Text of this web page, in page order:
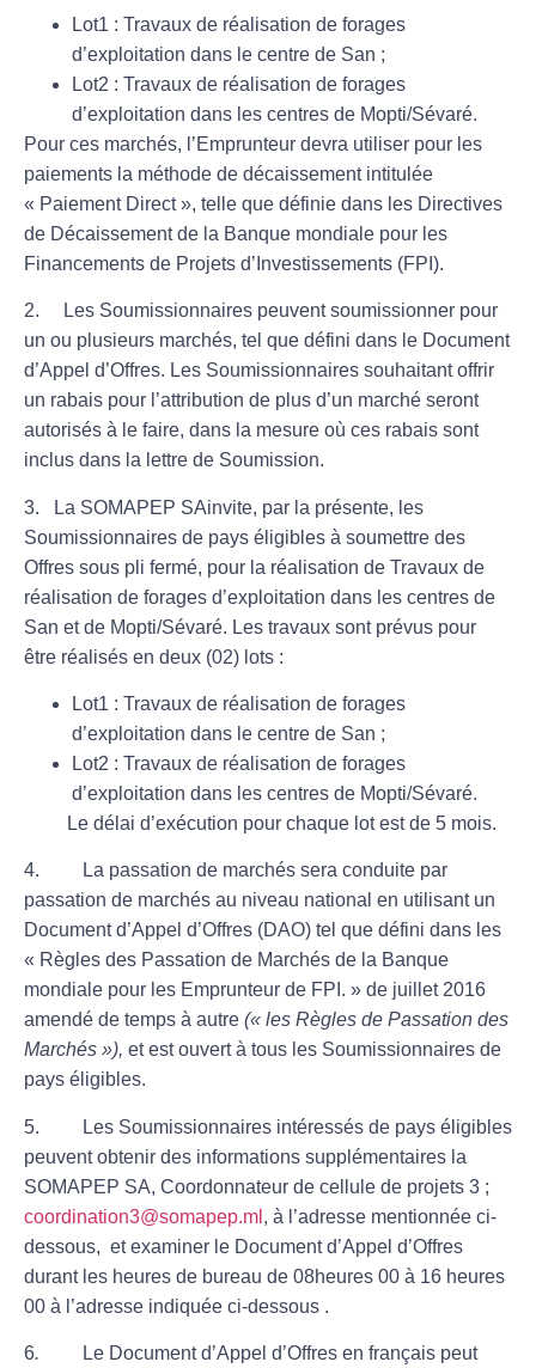
Lot1 : Travaux de réalisation de forages
d’exploitation dans le centre de San ;
Lot2 : Travaux de réalisation de forages
d’exploitation dans les centres de Mopti/Sévaré.
Pour ces marchés, l’Emprunteur devra utiliser pour les
paiements la méthode de décaissement intitulée
« Paiement Direct », telle que définie dans les Directives
de Décaissement de la Banque mondiale pour les
Financements de Projets d’Investissements (FPI).
2. Les Soumissionnaires peuvent soumissionner pour
un ou plusieurs marchés, tel que défini dans le Document
d’Appel d’Offres. Les Soumissionnaires souhaitant offrir
un rabais pour l’attribution de plus d’un marché seront
autorisés à le faire, dans la mesure où ces rabais sont
inclus dans la lettre de Soumission.
3. La SOMAPEP SAinvite, par la présente, les
Soumissionnaires de pays éligibles à soumettre des
Offres sous pli fermé, pour la réalisation de Travaux de
réalisation de forages d’exploitation dans les centres de
San et de Mopti/Sévaré. Les travaux sont prévus pour
être réalisés en deux (02) lots :
Lot1 : Travaux de réalisation de forages
d’exploitation dans le centre de San ;
Lot2 : Travaux de réalisation de forages
d’exploitation dans les centres de Mopti/Sévaré.
Le délai d’exécution pour chaque lot est de 5 mois.
4. La passation de marchés sera conduite par
passation de marchés au niveau national en utilisant un
Document d’Appel d’Offres (DAO) tel que défini dans les
« Règles des Passation de Marchés de la Banque
mondiale pour les Emprunteur de FPI. » de juillet 2016
amendé de temps à autre (« les Règles de Passation des
Marchés »), et est ouvert à tous les Soumissionnaires de
pays éligibles.
5. Les Soumissionnaires intéressés de pays éligibles
peuvent obtenir des informations supplémentaires la
SOMAPEP SA, Coordonnateur de cellule de projets 3 ;
coordination3@somapep.ml , à l’adresse mentionnée ci-
dessous, et examiner le Document d’Appel d’Offres
durant les heures de bureau de 08heures 00 à 16 heures
00 à l’adresse indiquée ci-dessous .
6. Le Document d’Appel d’Offres en français peut